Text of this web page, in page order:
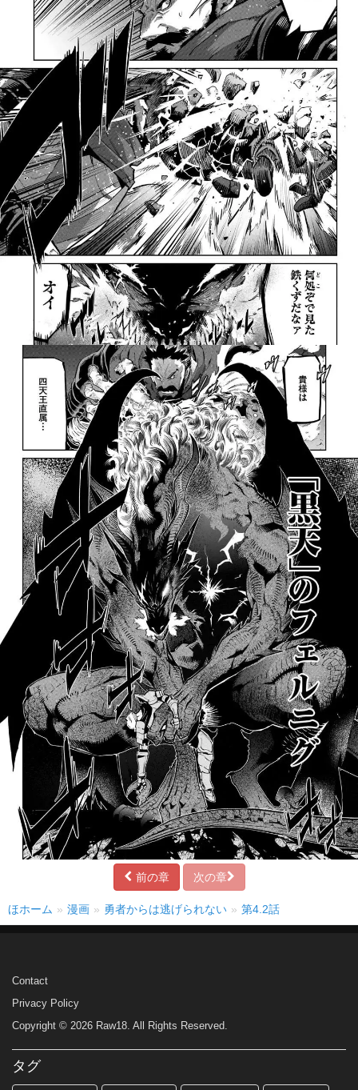
前の章 次の章
ほホーム 漫画 勇者からは逃げられない 第4.2話
Contact
Privacy Policy
Copyright © 2026 Raw18. All Rights Reserved.
タグ